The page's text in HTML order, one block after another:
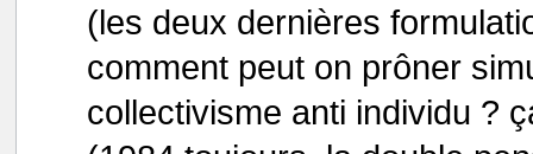
(les deux dernières
comment peut on prôner
collectivisme anti individu ?